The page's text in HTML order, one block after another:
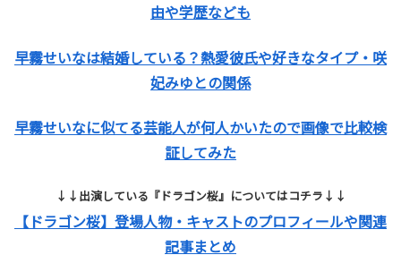
由や学歴なども
早霧せいなは結婚している？熱愛彼氏や好きなタイプ・咲
妃みゆとの関係
早霧せいなに似てる芸能人が何人かいたので画像で比較検
証してみた
↓↓出演している『ドラゴン桜』についてはコチラ↓↓
【ドラゴン桜】登場人物・キャストのプロフィールや関連
記事まとめ